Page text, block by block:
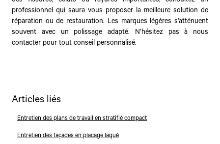
professionnel qui saura vous proposer la meilleure solution de
réparation ou de restauration. Les marques légères s’atténuent
souvent avec un polissage adapté. N’hésitez pas à nous
contacter pour tout conseil personnalisé.
Articles liés
Entretien des plans de travail en stratifié compact
Entretien des façades en placage laqué